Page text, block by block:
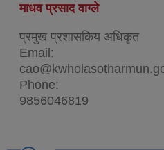
माधव प्रसाद वाग्ले
प्रमुख प्रशासकिय अधिकृत
Email:
Phone:
9856046819